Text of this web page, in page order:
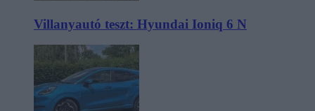
Villanyautó teszt: Hyundai Ioniq 6 N